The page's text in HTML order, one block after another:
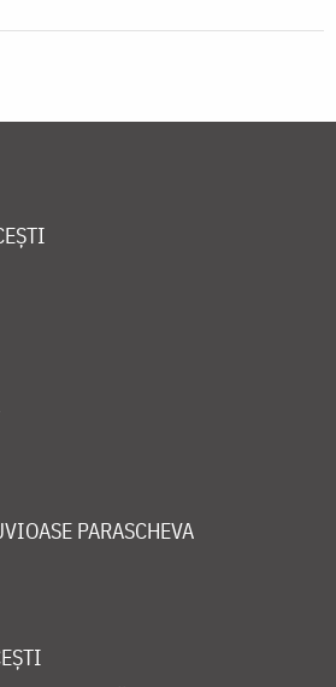
PARASCHEVA